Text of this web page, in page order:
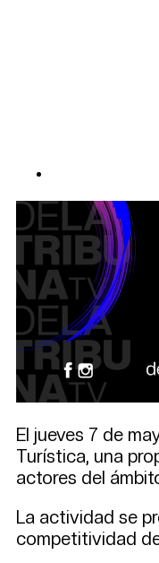
El jueves 7 de
Turística, una
actores del
La actividad se
competitividad